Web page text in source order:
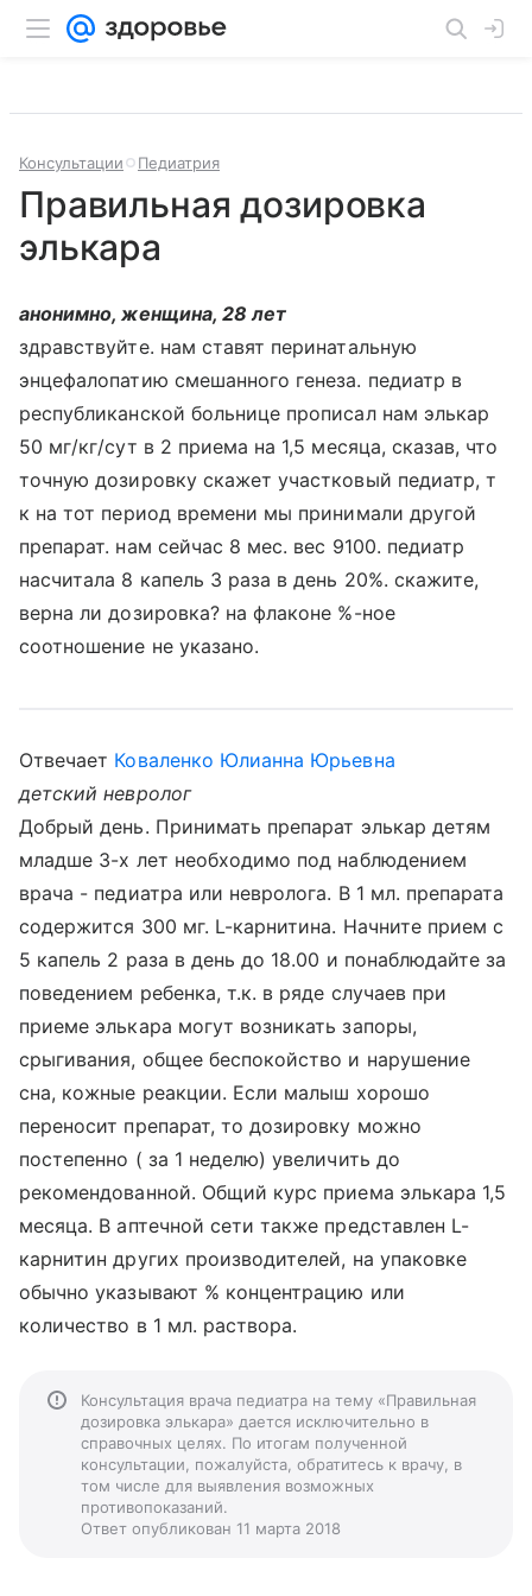
Консультации Педиатрия
Правильная дозировка
элькара
анонимно, женщина, 28 лет
здравствуйте. нам ставят перинатальную
энцефалопатию смешанного генеза. педиатр в
республиканской больнице прописал нам элькар
50 мг/кг/сут в 2 приема на 1,5 месяца, сказав, что
точную дозировку скажет участковый педиатр, т
к на тот период времени мы принимали другой
препарат. нам сейчас 8 мес. вес 9100. педиатр
насчитала 8 капель 3 раза в день 20%. скажите,
верна ли дозировка? на флаконе %-ное
соотношение не указано.
Отвечает Коваленко Юлианна Юрьевна
детский невролог
Добрый день. Принимать препарат элькар детям
младше 3-х лет необходимо под наблюдением
врача - педиатра или невролога. В 1 мл. препарата
содержится 300 мг. L-карнитина. Начните прием с
5 капель 2 раза в день до 18.00 и понаблюдайте за
поведением ребенка, т.к. в ряде случаев при
приеме элькара могут возникать запоры,
срыгивания, общее беспокойство и нарушение
сна, кожные реакции. Если малыш хорошо
переносит препарат, то дозировку можно
постепенно ( за 1 неделю) увеличить до
рекомендованной. Общий курс приема элькара 1,5
месяца. В аптечной сети также представлен L-
карнитин других производителей, на упаковке
обычно указывают % концентрацию или
количество в 1 мл. раствора.
Консультация врача педиатра на тему «Правильная
дозировка элькара» дается исключительно в
справочных целях. По итогам полученной
консультации, пожалуйста, обратитесь к врачу, в
том числе для выявления возможных
противопоказаний.
Ответ опубликован 11 марта 2018